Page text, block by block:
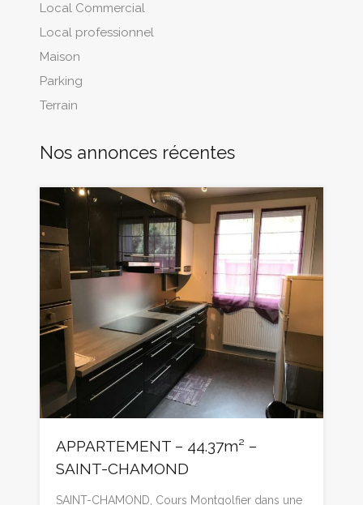
Local Commercial
Local professionnel
Maison
Parking
Terrain
Nos annonces récentes
APPARTEMENT – 44.37m² –
SAINT-CHAMOND
SAINT-CHAMOND, Cours Montgolfier dans une